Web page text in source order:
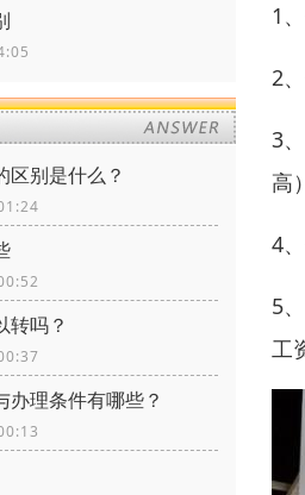
区别是什么？
转吗？
办理条件有哪些？
1
2
3
高
4
5
工